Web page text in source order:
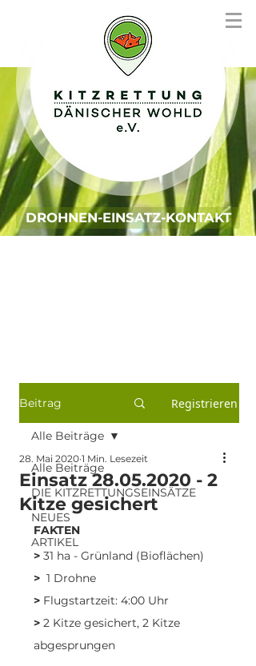
DROHNEN-EINSATZ-KONTAKT
Beitrag Registrieren
Alle Beiträge
DIE KITZRETTUNGSEINSÄTZE
NEUES
ARTIKEL
Alle Beiträge
Einsatz 28.05.2020 - 2
Kitze gesichert
28. Mai 2020 1 Min. Lesezeit
FAKTEN
> 31 ha - Grünland (Bioflächen)
>
  1 Drohne
> Flugstartzeit: 4:00 Uhr
> 2 Kitze gesichert, 2 Kitze
abgesprungen